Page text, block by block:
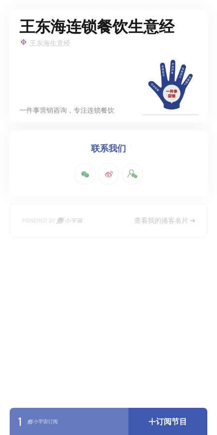
王东海连锁餐饮生意经
王东海生意经
一件事营销咨询，专注连锁餐饮
联系我们
查看我的播客名片
1 小宇宙订阅 订阅节目